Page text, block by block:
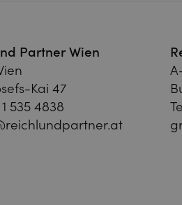
Partner Wien
Kai 47
535 4838